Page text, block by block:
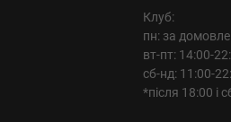
Клуб:
пн: за
вт-пт: 14:00-
сб-нд: 11:00-
*після 18:00 і